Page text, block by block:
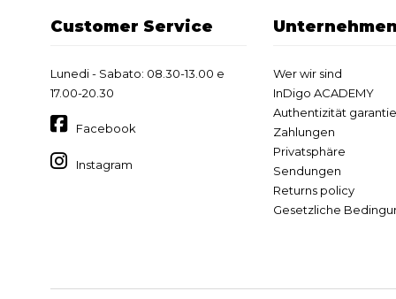
Customer Service
Lunedi - Sabato: 08.30-13.00 e
17.00-20.30
Facebook
Instagram
Wer wir sind
InDigo ACADEMY
Authentizität
Zahlungen
Privatsphäre
Sendungen
Returns policy
Gesetzliche